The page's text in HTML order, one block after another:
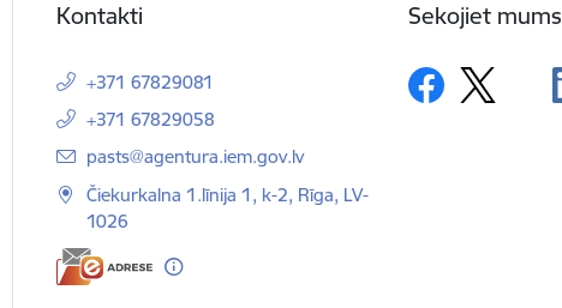
Kontakti
+371 67829081
+371 67829058
E-pasts:
pasts@agentura.iem.gov.lv
Čiekurkalna 1.līnija 1, k-2, Rīga, LV-
1026
Sekojiet mums